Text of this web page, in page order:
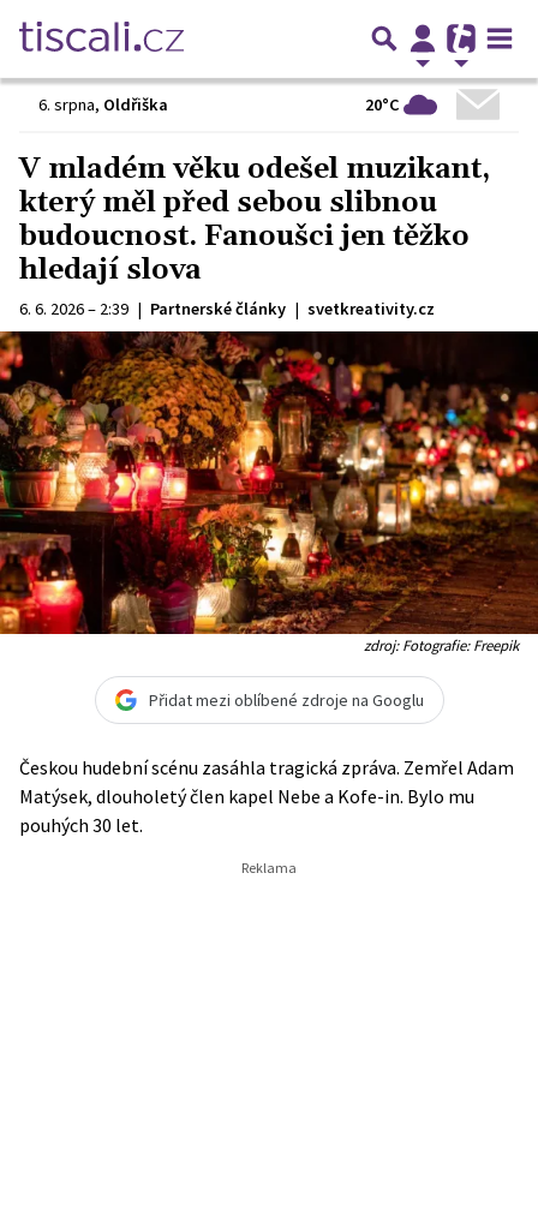
6. srpna, Oldřiška 20°C
V mladém věku odešel muzikant,
který měl před sebou slibnou
budoucnost. Fanoušci jen těžko
hledají slova
6. 6. 2026 – 2:39 | Partnerské články | svetkreativity.cz
zdroj: Fotografie: Freepik
Přidat mezi oblíbené zdroje na Googlu
Českou hudební scénu zasáhla tragická zpráva. Zemřel Adam
Matýsek, dlouholetý člen kapel Nebe a Kofe-in. Bylo mu
pouhých 30 let.